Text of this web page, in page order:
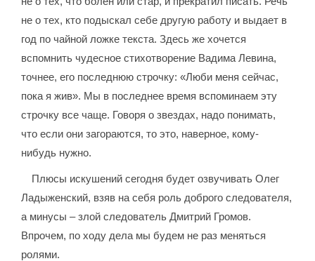
не о тех, кто подыскал себе другую работу и выдает в
год по чайной ложке текста. Здесь же хочется
вспомнить чудесное стихотворение Вадима Левина,
точнее, его последнюю строчку: «Люби меня сейчас,
пока я жив». Мы в последнее время вспоминаем эту
строчку все чаще. Говоря о звездах, надо понимать,
что если они загораются, то это, наверное, кому-
нибудь нужно.
Плюсы искушений сегодня будет озвучивать Олег
Ладыженский, взяв на себя роль доброго следователя,
а минусы – злой следователь Дмитрий Громов.
Впрочем, по ходу дела мы будем не раз меняться
ролями.